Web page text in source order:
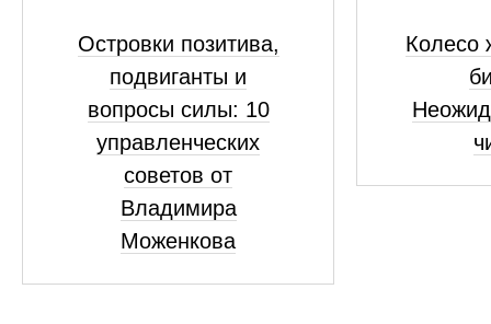
Островки позитива,
подвиганты и
вопросы силы: 10
управленческих
советов от
Владимира
Моженкова
Колесо